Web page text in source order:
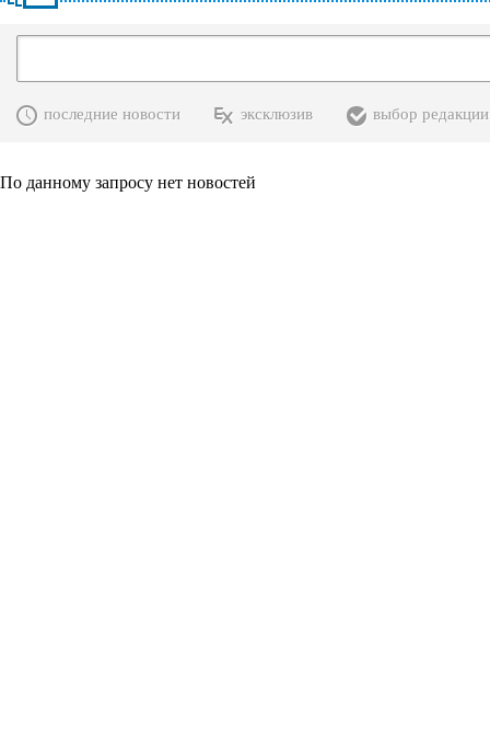
последние новости эксклюзив выбор редакции
По данному запросу нет новостей